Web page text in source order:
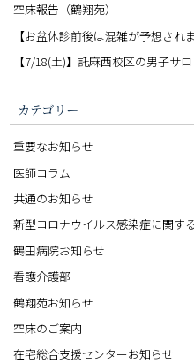
空床報告（鶴翔苑）
【お盆休診前後は混雑が予想され
【7/18(土)】託麻西校区の男子サ
カテゴリー
重要なお知らせ
医師コラム
共通のお知らせ
新型コロナウイルス感染症に関す
鶴田病院お知らせ
看護介護部
鶴翔苑お知らせ
空床のご案内
在宅総合支援センターお知らせ